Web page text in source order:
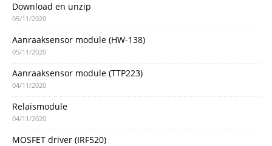
Download en unzip
05/11/2020
Aanraaksensor module (HW-138)
05/11/2020
Aanraaksensor module (TTP223)
04/11/2020
Relaismodule
04/11/2020
MOSFET driver (IRF520)